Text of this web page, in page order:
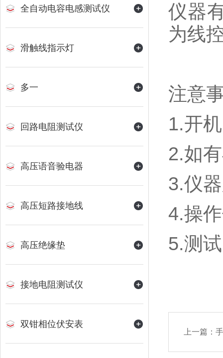
全自动电容电感测试仪
滑触线指示灯
多一
回路电阻测试仪
高压语音验电器
高压短路接地线
高压绝缘垫
接地电阻测试仪
双钳相位伏安表
仪器
为线
注意
1.开
2.如
3.仪
4.操
5.测
上一篇：